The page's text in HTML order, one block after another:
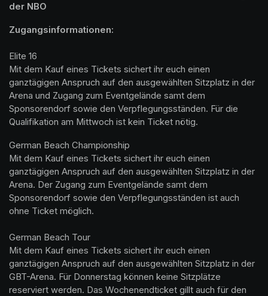
der NBO
Elite 16
Mit dem Kauf eines Tickets sichert ihr euch einen
ganztägigen Anspruch auf den ausgewählten Sitzplatz in der
Arena und Zugang zum Eventgelände samt dem
Sponsorendorf sowie den Verpflegungsständen. Für die
Qualifikation am Mittwoch ist kein Ticket nötig.
German Beach Championship
Mit dem Kauf eines Tickets sichert ihr euch einen
ganztägigen Anspruch auf den ausgewählten Sitzplatz in der
Arena. Der Zugang zum Eventgelände samt dem
Sponsorendorf sowie den Verpflegungsständen ist auch
ohne Ticket möglich.
German Beach Tour
Mit dem Kauf eines Tickets sichert ihr euch einen
ganztägigen Anspruch auf den ausgewählten Sitzplatz in der
GBT-Arena. Für Donnerstag können keine Sitzplätze
reserviert werden. Das Wochenendticket gillt auch für den